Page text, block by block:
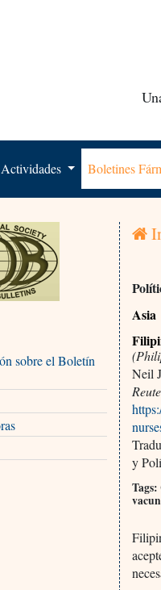
Actividades Boletines
sobre el Boletín
Asia
Neil
y
Tags: